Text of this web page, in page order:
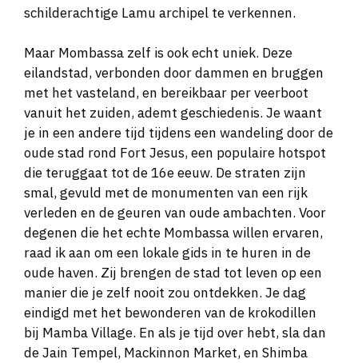
schilderachtige Lamu archipel te verkennen.
Maar Mombassa zelf is ook echt uniek. Deze
eilandstad, verbonden door dammen en bruggen
met het vasteland, en bereikbaar per veerboot
vanuit het zuiden, ademt geschiedenis. Je waant
je in een andere tijd tijdens een wandeling door de
oude stad rond Fort Jesus, een populaire hotspot
die teruggaat tot de 16e eeuw. De straten zijn
smal, gevuld met de monumenten van een rijk
verleden en de geuren van oude ambachten. Voor
degenen die het echte Mombassa willen ervaren,
raad ik aan om een lokale gids in te huren in de
oude haven. Zij brengen de stad tot leven op een
manier die je zelf nooit zou ontdekken. Je dag
eindigd met het bewonderen van de krokodillen
bij Mamba Village. En als je tijd over hebt, sla dan
de Jain Tempel, Mackinnon Market, en Shimba